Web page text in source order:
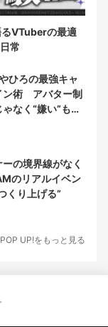
るVTuberの最適
常
ひろの最強キャ
ン術 アバター制
なく“嫌い”もブ
の境界線がなく
のリアルイベン
くり上げる”
UP!をもっと見る